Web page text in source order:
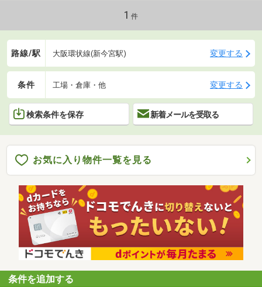
1 件
路線/駅 大阪環状線(新今宮駅) 変更する
条件 工場・倉庫・他 変更する
検索条件を保存 新着メールを受取る
お気に入り物件一覧を見る
条件を追加する